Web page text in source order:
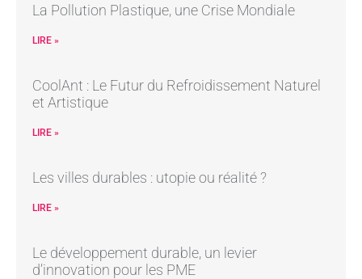
La Pollution Plastique, une Crise Mondiale
LIRE »
CoolAnt : Le Futur du Refroidissement Naturel
et Artistique
LIRE »
Les villes durables : utopie ou réalité ?
LIRE »
Le développement durable, un levier
d’innovation pour les PME